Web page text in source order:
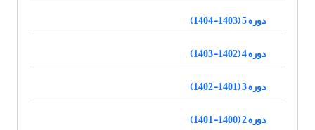
دوره 5 (1403-1404)
دوره 4 (1402-1403)
دوره 3 (1401-1402)
دوره 2 (1400-1401)